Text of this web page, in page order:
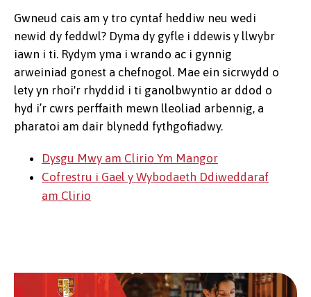
Gwneud cais am y tro cyntaf heddiw neu wedi
newid dy feddwl? Dyma dy gyfle i ddewis y llwybr
iawn i ti. Rydym yma i wrando ac i gynnig
arweiniad gonest a chefnogol. Mae ein sicrwydd o
lety yn rhoi'r rhyddid i ti ganolbwyntio ar ddod o
hyd i’r cwrs perffaith mewn lleoliad arbennig, a
pharatoi am dair blynedd fythgofiadwy.
Dysgu Mwy am Clirio Ym Mangor
Cofrestru i Gael y Wybodaeth Ddiweddaraf
am Clirio